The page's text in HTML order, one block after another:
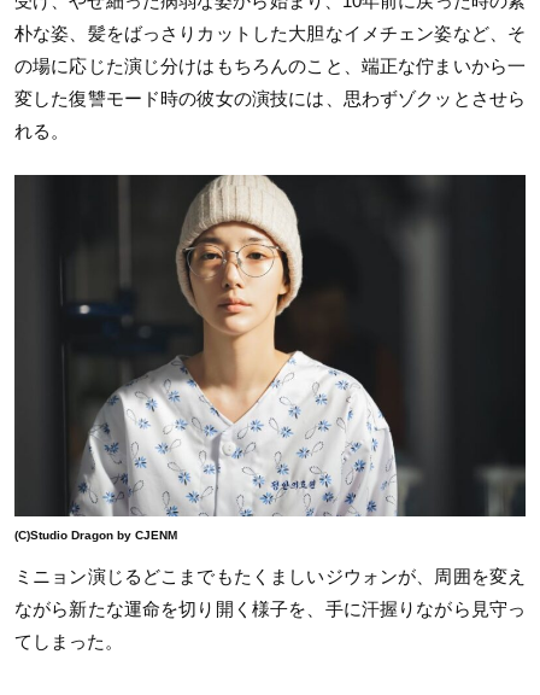
朴な姿、髪をばっさりカットした大胆なイメチェン姿など、そ
の場に応じた演じ分けはもちろんのこと、端正な佇まいから一
変した復讐モード時の彼女の演技には、思わずゾクッとさせら
れる。
(C)Studio Dragon by CJENM
ミニョン演じるどこまでもたくましいジウォンが、周囲を変え
ながら新たな運命を切り開く様子を、手に汗握りながら見守っ
てしまった。